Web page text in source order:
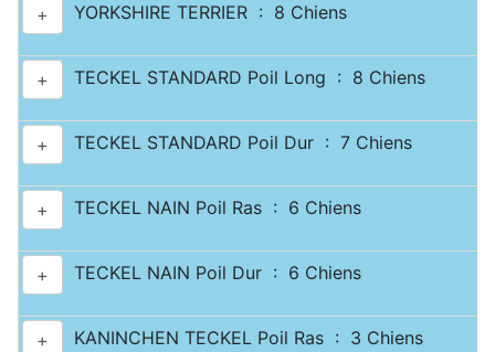
+ YORKSHIRE TERRIER : 8 Chiens
+ TECKEL STANDARD Poil Long : 8 Chiens
+ TECKEL STANDARD Poil Dur : 7 Chiens
+ TECKEL NAIN Poil Ras : 6 Chiens
+ TECKEL NAIN Poil Dur : 6 Chiens
+ KANINCHEN TECKEL Poil Ras : 3 Chiens